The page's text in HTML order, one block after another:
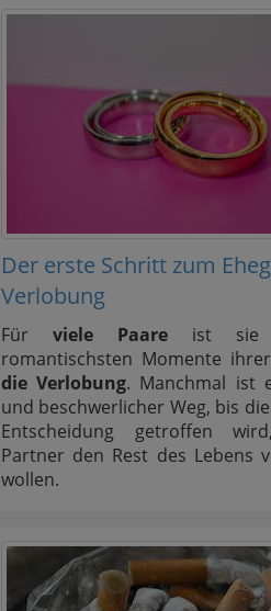
Der erste Schritt zum
Verlobung
Für viele Paare ist sie
romantischsten Momente
die Verlobung. Manchmal ist
und beschwerlicher Weg, bis
Entscheidung getroffen
Partner den Rest des Lebens
wollen.